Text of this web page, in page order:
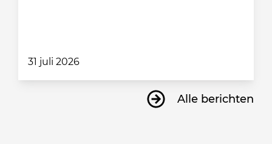
31 juli 2026
Alle berichten